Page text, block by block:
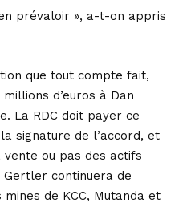
prévaloir », a-t-on appris
que tout compte fait,
d’euros à Dan
La RDC doit payer ce
signature de l’accord, et
ou pas des actifs
continuera de
de KCC, Mutanda et